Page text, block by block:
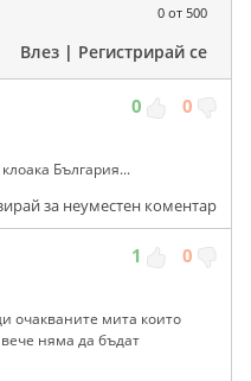
0 от 500
Влез | Регистрирай се
0 0
България...
за неуместен коментар
1 0
очакваните мита които
няма да бъдат